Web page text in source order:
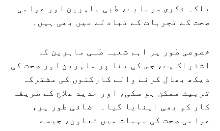
بلکہ فکری سرمایے، طبی ماہرین اور عوامی
صحت کے تجربات کے تبادلے میں بھی ہیں۔
خصوصی طور پر اہم شعبہ طبی ماہرین کا
اشتراک ہے، جس کی بنا پر ماہرین اور صحت کی
دیکھ بھال کرنے والے کارکنوں کی مشترکہ
تربیت ممکن ہو سکی، اور جدید علاج کے طریقہ
کار کو بھی اپنایا گیا۔ اضافی طور پر،
عوامی صحت کی مہمات میں تعاون، جیسے